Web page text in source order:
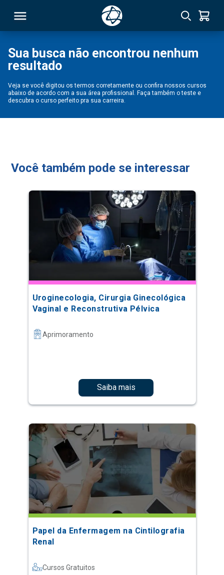
Sua busca não encontrou nenhum
resultado
Veja se você digitou os termos corretamente ou confira nossos cursos
abaixo de acordo com a sua área profissional. Faça também o teste e
descubra o curso perfeito pra sua carreira.
Você também pode se interessar
Uroginecologia, Cirurgia Ginecológica
Vaginal e Reconstrutiva Pélvica
Aprimoramento
Saiba mais
Papel da Enfermagem na Cintilografia
Renal
Cursos Gratuitos